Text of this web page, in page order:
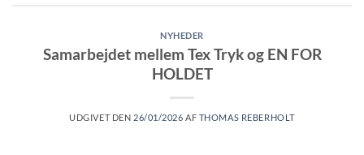
NYHEDER
Samarbejdet mellem Tex Tryk og EN FOR
HOLDET
UDGIVET DEN 26/01/2026 AF THOMAS REBERHOLT